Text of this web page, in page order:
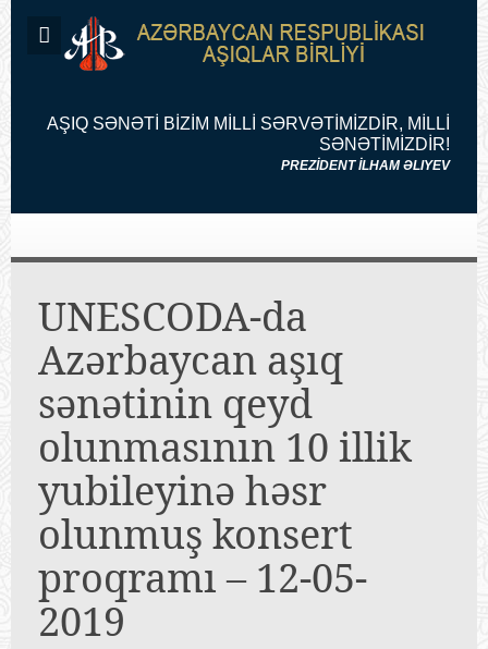
AŞIQ SƏNƏTİ BİZİM MİLLİ SƏRVƏTİMİZDİR, MİLLİ
SƏNƏTİMİZDİR!
PREZİDENT İLHAM ƏLIYEV
UNESCODA-da
Azərbaycan aşıq
sənətinin qeyd
olunmasının 10 illik
yubileyinə həsr
olunmuş konsert
proqramı – 12-05-
2019